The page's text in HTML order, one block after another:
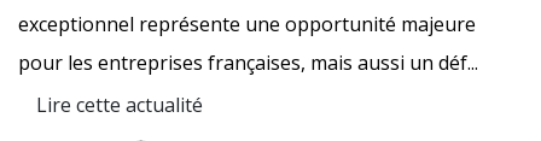
exceptionnel représente une opportunité majeure
pour les entreprises françaises, mais aussi un déf...
Lire cette actualité